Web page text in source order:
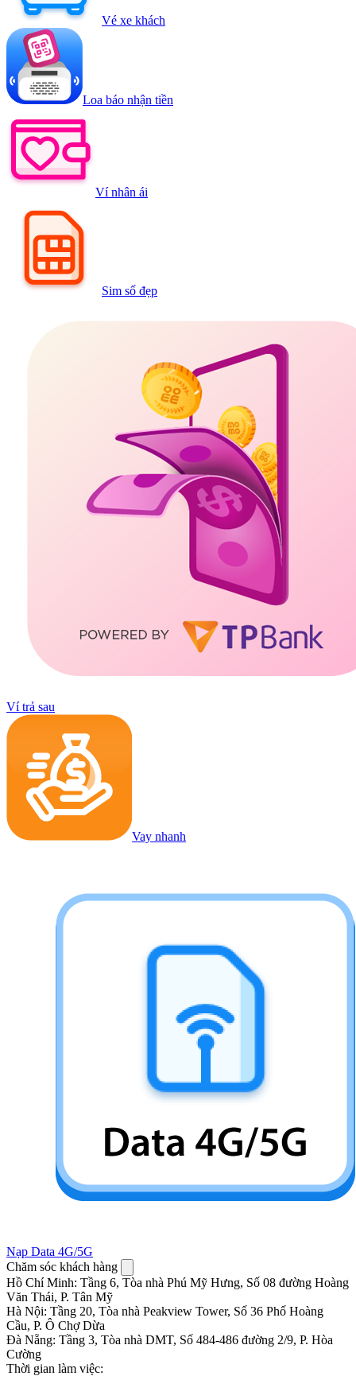
Vé xe khách
Loa báo nhận tiền
Ví nhân ái
Sim số đẹp
Ví trả sau
Vay nhanh
Nạp Data 4G/5G
Chăm sóc khách hàng
Hồ Chí Minh: Tầng 6, Tòa nhà Phú Mỹ Hưng, Số 08 đường Hoàng
Văn Thái, P. Tân Mỹ
Hà Nội: Tầng 20, Tòa nhà Peakview Tower, Số 36 Phố Hoàng
Cầu, P. Ô Chợ Dừa
Đà Nẵng: Tầng 3, Tòa nhà DMT, Số 484-486 đường 2/9, P. Hòa
Cường
Thời gian làm việc: